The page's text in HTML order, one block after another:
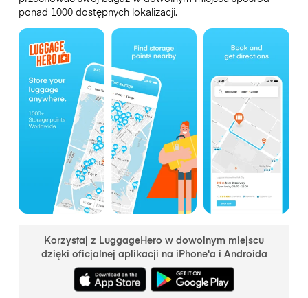
ponad 1000 dostępnych lokalizacji.
Korzystaj z LuggageHero w dowolnym miejscu
dzięki oficjalnej aplikacji na iPhone'a i Androida